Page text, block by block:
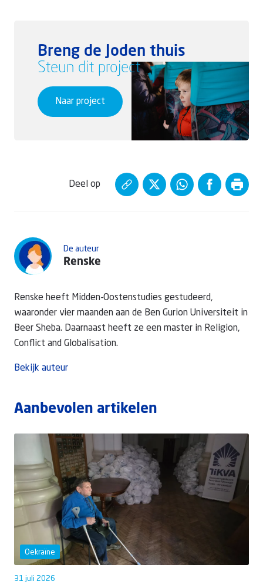
Breng de Joden thuis
Steun dit project
Naar project
De auteur
Renske
Renske heeft Midden-Oostenstudies gestudeerd,
waaronder vier maanden aan de Ben Gurion Universiteit in
Beer Sheba. Daarnaast heeft ze een master in Religion,
Conflict and Globalisation.
Bekijk auteur
Deel op
Aanbevolen artikelen
Oekraïne
31 juli 2026